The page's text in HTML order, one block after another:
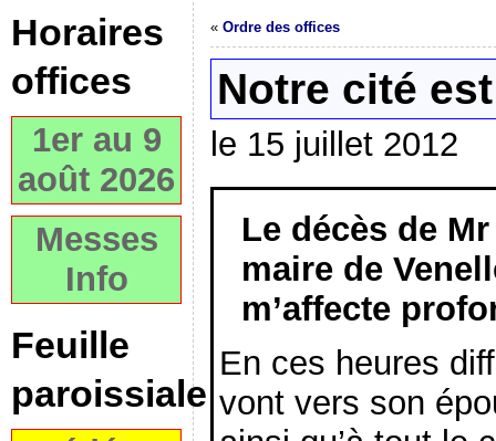
Horaires
offices
1er au 9
août 2026
Messes
Info
Feuille
paroissiale
« Ordre des offices
Notre cité
le 15 juillet 2012
Le décès de
maire de
m’affecte
En ces heures
vont vers son